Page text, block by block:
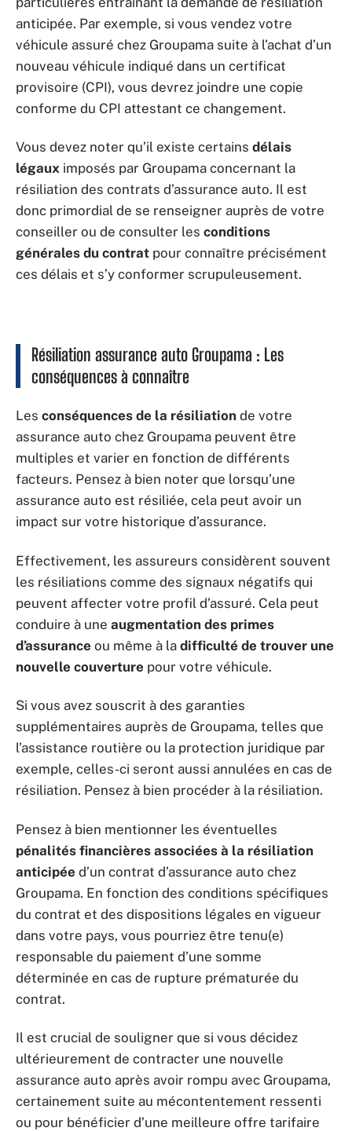
anticipée. Par exemple, si vous vendez votre
véhicule assuré chez Groupama suite à l’achat d’un
nouveau véhicule indiqué dans un certificat
provisoire (CPI), vous devrez joindre une copie
conforme du CPI attestant ce changement.
Vous devez noter qu’il existe certains délais
légaux imposés par Groupama concernant la
résiliation des contrats d’assurance auto. Il est
donc primordial de se renseigner auprès de votre
conseiller ou de consulter les conditions
générales du contrat pour connaître précisément
ces délais et s’y conformer scrupuleusement.
Résiliation assurance auto Groupama : Les
conséquences à connaître
Les conséquences de la résiliation de votre
assurance auto chez Groupama peuvent être
multiples et varier en fonction de différents
facteurs. Pensez à bien noter que lorsqu’une
assurance auto est résiliée, cela peut avoir un
impact sur votre historique d’assurance.
Effectivement, les assureurs considèrent souvent
les résiliations comme des signaux négatifs qui
peuvent affecter votre profil d’assuré. Cela peut
conduire à une augmentation des primes
d’assurance ou même à la difficulté de trouver une
nouvelle couverture pour votre véhicule.
Si vous avez souscrit à des garanties
supplémentaires auprès de Groupama, telles que
l’assistance routière ou la protection juridique par
exemple, celles-ci seront aussi annulées en cas de
résiliation. Pensez à bien procéder à la résiliation.
Pensez à bien mentionner les éventuelles
pénalités financières associées à la résiliation
anticipée d’un contrat d’assurance auto chez
Groupama. En fonction des conditions spécifiques
du contrat et des dispositions légales en vigueur
dans votre pays, vous pourriez être tenu(e)
responsable du paiement d’une somme
déterminée en cas de rupture prématurée du
contrat.
Il est crucial de souligner que si vous décidez
ultérieurement de contracter une nouvelle
assurance auto après avoir rompu avec Groupama,
certainement suite au mécontentement ressenti
ou pour bénéficier d’une meilleure offre tarifaire